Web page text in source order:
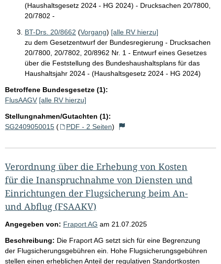
(Haushaltsgesetz 2024 - HG 2024) - Drucksachen 20/7800,
20/7802 -
BT-Drs. 20/8662 (Vorgang) [alle RV hierzu]
zu dem Gesetzentwurf der Bundesregierung - Drucksachen
20/7800, 20/7802, 20/8962 Nr. 1 - Entwurf eines Gesetzes
über die Feststellung des Bundeshaushaltsplans für das
Haushaltsjahr 2024 - (Haushaltsgesetz 2024 - HG 2024)
Betroffene Bundesgesetze (1):
FlusAAGV [alle RV hierzu]
Stellungnahmen/Gutachten (1):
SG2409050015 ( PDF - 2 Seiten)
Verordnung über die Erhebung von Kosten
für die Inanspruchnahme von Diensten und
Einrichtungen der Flugsicherung beim An-
und Abflug (FSAAKV)
Angegeben von: Fraport AG am 21.07.2025
Beschreibung: Die Fraport AG setzt sich für eine Begrenzung
der Flugsicherungsgebühren ein. Hohe Flugsicherungsgebühren
stellen einen erheblichen Anteil der regulativen Standortkosten